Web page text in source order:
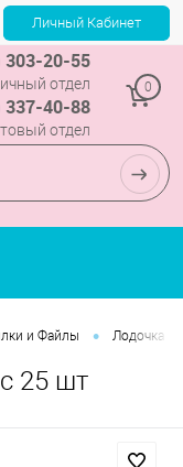
303-20-55
отдел
337-40-88
отдел
0
и Файлы • Лодочка
25 шт